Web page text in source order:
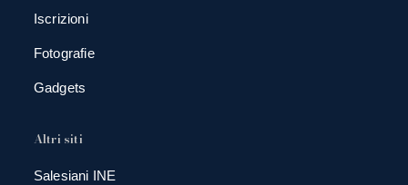
Iscrizioni
Fotografie
Gadgets
Altri siti
Salesiani INE